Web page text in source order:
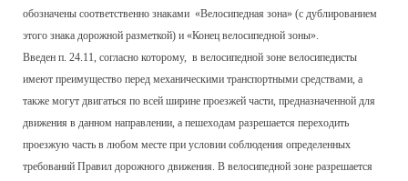
обозначены соответственно знаками «Велосипедная зона» (с дублированием
этого знака дорожной разметкой) и «Конец велосипедной зоны».
Введен п. 24.11, согласно которому, в велосипедной зоне велосипедисты
имеют преимущество перед механическими транспортными средствами, а
также могут двигаться по всей ширине проезжей части, предназначенной для
движения в данном направлении, а пешеходам разрешается переходить
проезжую часть в любом месте при условии соблюдения определенных
требований Правил дорожного движения. В велосипедной зоне разрешается